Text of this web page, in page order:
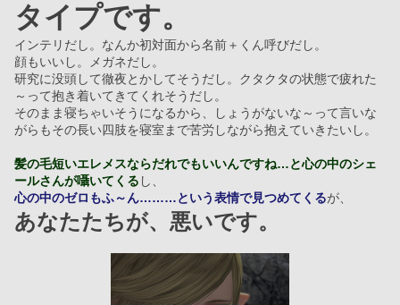
タイプです。
インテリだし。なんか初対面から名前＋くん呼びだし。
顔もいいし。メガネだし。
研究に没頭して徹夜とかしてそうだし。クタクタの状態で疲れた
～って抱き着いてきてくれそうだし。
そのまま寝ちゃいそうになるから、しょうがないな～って言いな
がらもその長い四肢を寝室まで苦労しながら抱えていきたいし。
髪の毛短いエレメスならだれでもいいんですね…と心の中のシェ
ールさんが囁いてくる し、
心の中のゼロもふ～ん………という表情で見つめてくるが、
あなたたちが、悪いです。